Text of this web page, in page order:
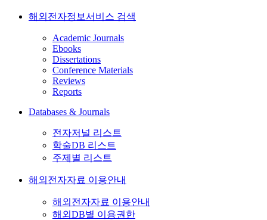
해외전자정보서비스 검색
Academic Journals
Ebooks
Dissertations
Conference Materials
Reviews
Reports
Databases & Journals
전자저널 리스트
학술DB 리스트
주제별 리스트
해외전자자료 이용안내
해외전자자료 이용안내
해외DB별 이용권한